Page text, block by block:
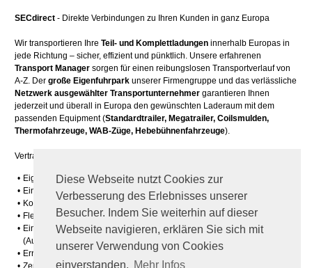
Diese Webseite nutzt Cookies zur
Verbesserung des Erlebnisses unserer
Besucher. Indem Sie weiterhin auf dieser
Webseite navigieren, erklären Sie sich mit
unserer Verwendung von Cookies
einverstanden. Mehr Infos
SECdirect - Direkte Verbindungen zu Ihren Kunden in ganz Europa
Wir transportieren Ihre Teil- und Komplettladungen innerhalb Europas in
jede Richtung – sicher, effizient und pünktlich. Unsere erfahrenen
Transport Manager sorgen für einen reibungslosen Transportverlauf von
A-Z. Der große Eigenfuhrpark unserer Firmengruppe und das verlässliche
Netzwerk ausgewählter Transportunternehmer garantieren Ihnen
jederzeit und überall in Europa den gewünschten Laderaum mit dem
passenden Equipment (Standardtrailer, Megatrailer, Coilsmulden,
Thermofahrzeuge, WAB-Züge, Hebebühnenfahrzeuge).
Vertrauen Sie den Stärken eines Spezialisten:
• Eigener Fuhrparkin der Firmengruppe
• Ein Netzwerk mit verlässlichen
Transportpartnern
• Kompetente Mitarbeiter
• Flexible Auftragsabwicklung
• Ein Ansprechpartner für die gesamte Auftragsabwicklung von A-Z
(Auftragsannahme,Disposition
, Überwachung, Abrechnung)
• Erreichbarkeit rund um die Uhr
• Zertifizierte Arbeitsabläufe